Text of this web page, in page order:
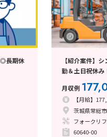
◎長期休
【紹介案件】
勤＆土日祝休
月収例
【月給】
茨城県常総市
フォークリ
60640-00